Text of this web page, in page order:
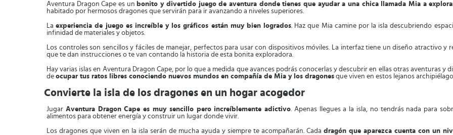
Aventura Dragon Cape es un bonito y divertido juego de aventura donde tienes que ayudar a una chica llamada Mia a
habitado por hermosos dragones que servirán para ir avanzando a niveles superiores.
Laexperiencia de juego es increíble y los gráficos están muy bien logrados. Haz que Mia camine por la isla descubriendo
infinidad de materiales y objetos.
Los controles son sencillos y fáciles de manejar, perfectos para usar con dispositivos móviles. La interfaz tiene un diseño atractivo
que te dan instrucciones o te van contando la historia de esta bonita exploradora.
Hay varias islas en Aventura Dragon Cape, por lo que a medida que avances podrás conocerlas y descubrir en ellas otras aventuras y
de ocupar tus ratos libres conociendo nuevos mundos en compañía de Mia y los dragones que viven en estos lejanos
Convierte la isla de los dragones en un hogar acogedor
Jugar Aventura Dragon Cape es muy sencillo pero increíblemente adictivo. Apenas llegues a la isla, no tendrás nada para
alimentos para obtener energía y construir un lugar donde vivir.
Los dragones que viven en la isla serán de mucha ayuda y siempre te acompañarán. Cada dragón que aparezca cuenta con un